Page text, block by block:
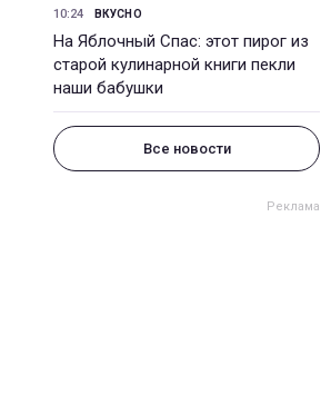
10:24 ВКУСНО
На Яблочный Спас: этот пирог из
старой кулинарной книги пекли
наши бабушки
Все новости